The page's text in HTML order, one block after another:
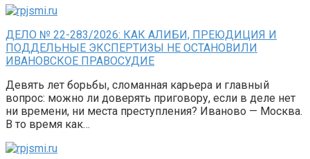
ДЕЛО № 22-283/2026: КАК АЛИБИ, ПРЕЮДИЦИЯ И
ПОДДЕЛЬНЫЕ ЭКСПЕРТИЗЫ НЕ ОСТАНОВИЛИ
ИВАНОВСКОЕ ПРАВОСУДИЕ
Девять лет борьбы, сломанная карьера и главный
вопрос: можно ли доверять приговору, если в деле нет
ни времени, ни места преступления? Иваново — Москва.
В то время как…